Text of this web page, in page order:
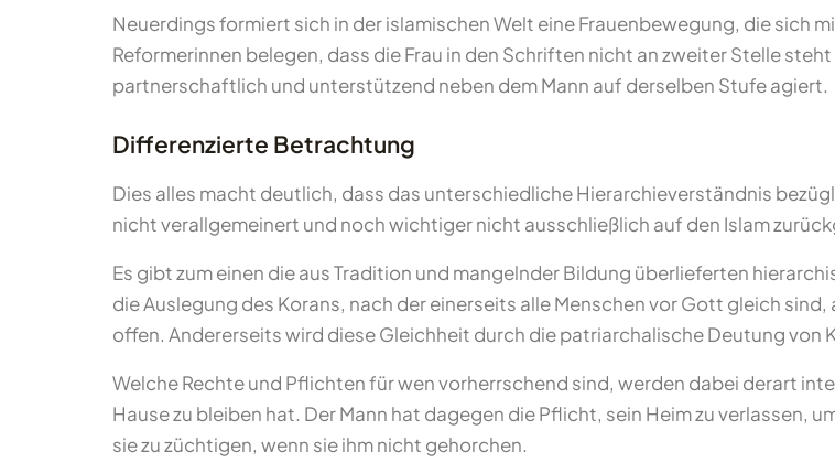
Neuerdings formiert sich in der islamischen Welt eine Frauenbewegung, die sich
Reformerinnen belegen, dass die Frau in den Schriften nicht an zweiter Stelle
partnerschaftlich und unterstützend neben dem Mann auf derselben Stufe agiert.
Differenzierte Betrachtung
Dies alles macht deutlich, dass das unterschiedliche Hierarchieverständnis
nicht verallgemeinert und noch wichtiger nicht ausschließlich auf den Islam
Es gibt zum einen die aus Tradition und mangelnder Bildung überlieferten
die Auslegung des Korans, nach der einerseits alle Menschen vor Gott gleich
offen. Andererseits wird diese Gleichheit durch die patriarchalische Deutung von
Welche Rechte und Pflichten für wen vorherrschend sind, werden dabei derart
Hause zu bleiben hat. Der Mann hat dagegen die Pflicht, sein Heim zu verlassen,
sie zu züchtigen, wenn sie ihm nicht gehorchen.